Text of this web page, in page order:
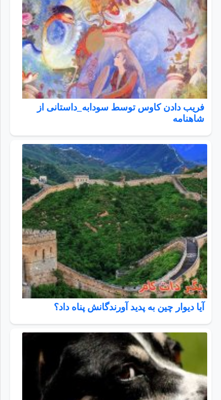
فریب دادن کاوس توسط سودابه_داستانی از
شاهنامه
آیا دیوار چین به پدید آورندگانش پناه داد؟